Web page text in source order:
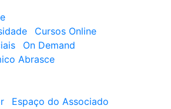
Cursos Online
On Demand
Abrasce
Espaço do Associado